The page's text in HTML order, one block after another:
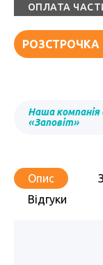
ОПЛАТА
РОЗСТРОЧКА
Наша компанія
«Заповіт»
Опис
Відгуки